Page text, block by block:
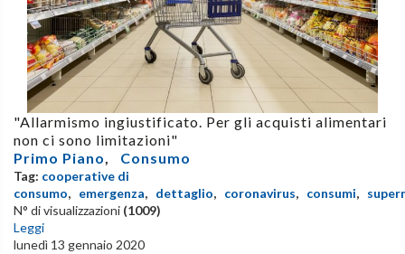
"Allarmismo ingiustificato. Per gli acquisti alimentari
non ci sono limitazioni"
Primo Piano, Consumo
Tag: cooperative di
consumo, emergenza, dettaglio, coronavirus, consumi,
N° di visualizzazioni (1009)
Leggi
lunedì 13 gennaio 2020